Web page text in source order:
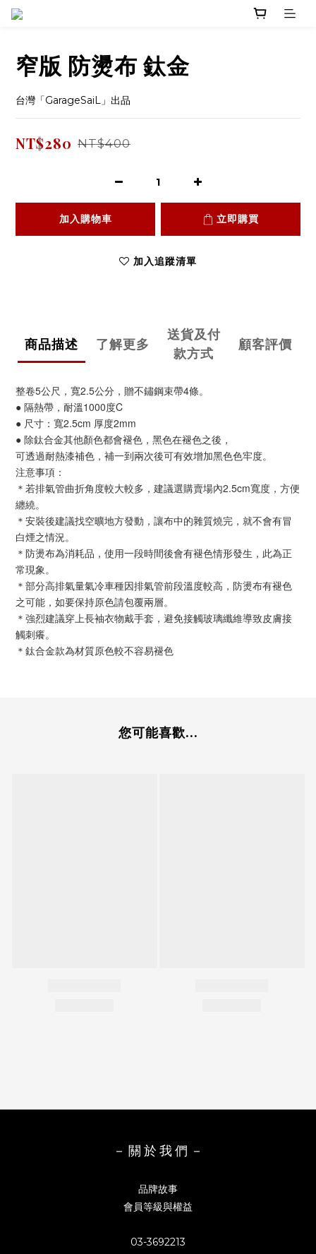
窄版 防燙布 鈦金
台灣「GarageSaiL」出品
NT$280 NT$400
加入購物車 立即購買
加入追蹤清單
商品描述 了解更多
送貨及付
款方式
顧客評價
整卷5公尺，寬2.5公分，贈不鏽鋼束帶4條。
● 隔熱帶，耐溫1000度C
● 尺寸：寬2.5cm 厚度2mm
● 除鈦合金其他顏色都會褪色，黑色在褪色之後，
可透過耐熱漆補色，補一到兩次後可有效增加黑色色牢度。
注意事項：
＊若排氣管曲折角度較大較多，建議選購賣場內2.5cm寬度，方便
纏繞。
＊安裝後建議找空曠地方發動，讓布中的雜質燒完，就不會有冒
白煙之情況。
＊防燙布為消耗品，使用一段時間後會有褪色情形發生，此為正
常現象。
＊部分高排氣量氣冷車種因排氣管前段溫度較高，防燙布有褪色
之可能，如要保持原色請包覆兩層。
＊強烈建議穿上長袖衣物戴手套，避免接觸玻璃纖維導致皮膚接
觸刺癢。
＊鈦合金款為材質原色較不容易褪色
您可能喜歡...
－ 關 於 我 們 －
品牌故事
會員等級與權益
03-3692213